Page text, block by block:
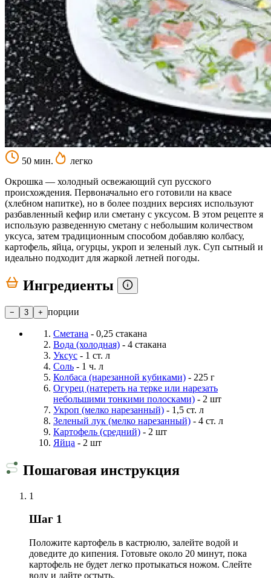
50 мин.
легко
Окрошка — холодный освежающий суп русского
происхождения. Первоначально его готовили на квасе
(хлебном напитке), но в более поздних версиях используют
разбавленный кефир или сметану с уксусом. В этом рецепте я
использую разведенную сметану с небольшим количеством
уксуса, затем традиционным способом добавляю колбасу,
картофель, яйца, огурцы, укроп и зеленый лук. Суп сытный и
идеально подходит для жаркой летней погоды.
Ингредиенты
− 3 + порции
Сметана - 0,25 стакана
Вода (холодная) - 4 стакана
Уксус - 1 ст. л
Соль - 1 ч. л
Колбаса (нарезанной кубиками) - 225 г
Огурец (натереть на терке или нарезать
небольшими тонкими полосками) - 2 шт
Укроп (мелко нарезанный) - 1,5 ст. л
Зеленый лук (мелко нарезанный) - 4 ст. л
Картофель (средний) - 2 шт
Яйца - 2 шт
Пошаговая инструкция
1
Шаг 1
Положите картофель в кастрюлю, залейте водой и
доведите до кипения. Готовьте около 20 минут, пока
картофель не будет легко протыкаться ножом. Слейте
воду и дайте остыть.